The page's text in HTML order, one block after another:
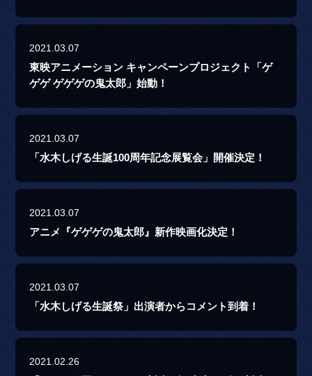
2021.03.07
東映アニメーション キャンペーンプロジェクト「ゲ
ゲゲ ゲゲゲの鬼太郎」始動！
2021.03.07
「水木しげる生誕100周年記念展覧会」開催決定！
2021.03.07
アニメ『ゲゲゲの鬼太郎』新作映画化決定！
2021.03.07
「水木しげる生誕祭」出演者からコメント到着！
2021.02.26